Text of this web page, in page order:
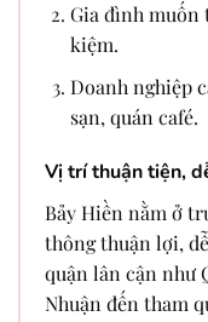
Gia đình muốn
kiệm.
Doanh nghiệp
sạn, quán café.
Vị trí thuận tiện,
Bảy Hiền nằm ở
thông thuận lợi,
quận lân cận như
Nhuận đến tham